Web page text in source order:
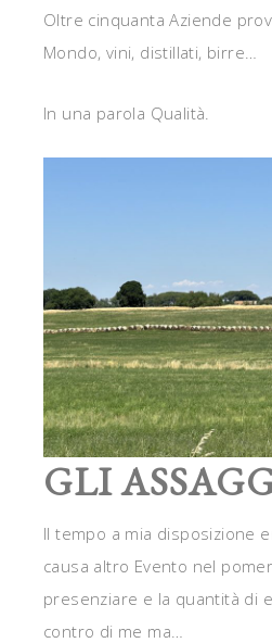
Oltre cinquanta Aziende
Mondo, vini, distillati, birre…
In una parola Qualità.
GLI
Il tempo a mia disposizione
causa altro Evento nel
presenziare e la quantità di
contro di me ma…